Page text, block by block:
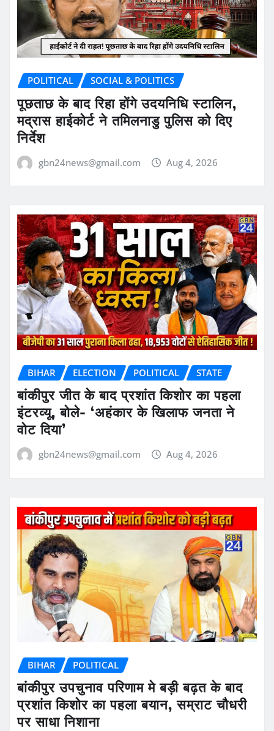
POLITICAL SOCIAL & POLITICS
पूछताछ के बाद रिहा होंगे उदयनिधि स्टालिन,
मद्रास हाईकोर्ट ने तमिलनाडु पुलिस को दिए
निर्देश
gbn24news@gmail.com Aug 4, 2026
BIHAR ELECTION POLITICAL STATE
बांकीपुर जीत के बाद प्रशांत किशोर का पहला
इंटरव्यू, बोले- ‘अहंकार के खिलाफ जनता ने
वोट दिया’
gbn24news@gmail.com Aug 4, 2026
BIHAR POLITICAL
बांकीपुर उपचुनाव परिणाम मे बड़ी बढ़त के बाद
प्रशांत किशोर का पहला बयान, सम्राट चौधरी
पर साधा निशाना